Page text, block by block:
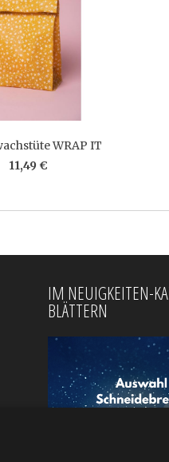
WRAP IT
11,49 €
IM NEUIGKEITEN-
BLÄTTERN